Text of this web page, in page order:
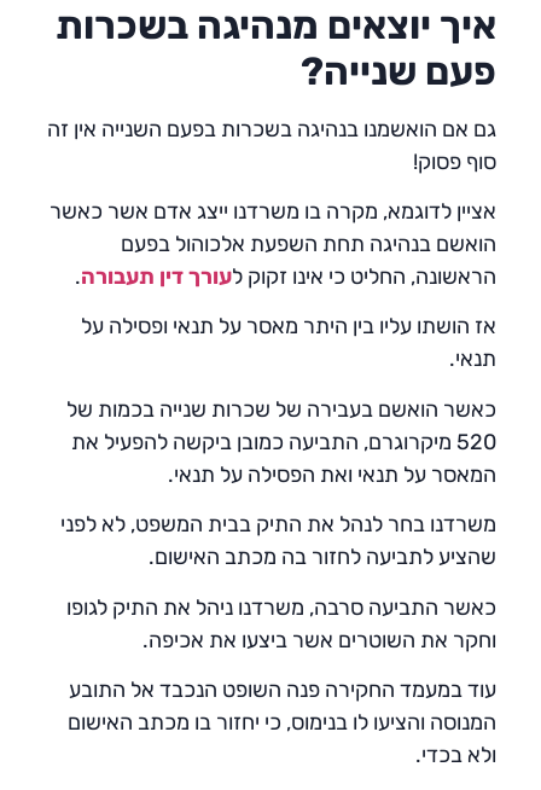
איך יוצאים מנהיגה בשכרות
פעם שנייה?
גם אם הואשמנו בנהיגה בשכרות בפעם השנייה אין זה
סוף פסוק!
אציין לדוגמא, מקרה בו משרדנו ייצג אדם אשר כאשר
הואשם בנהיגה תחת השפעת אלכוהול בפעם
הראשונה, החליט כי אינו זקוק לעורך דין תעבורה.
אז הושתו עליו בין היתר מאסר על תנאי ופסילה על
תנאי.
כאשר הואשם בעבירה של שכרות שנייה בכמות של
520 מיקרוגרם, התביעה כמובן ביקשה להפעיל את
המאסר על תנאי ואת הפסילה על תנאי.
משרדנו בחר לנהל את התיק בבית המשפט, לא לפני
שהציע לתביעה לחזור בה מכתב האישום.
כאשר התביעה סרבה, משרדנו ניהל את התיק לגופו
וחקר את השוטרים אשר ביצעו את אכיפה.
עוד במעמד החקירה פנה השופט הנכבד אל התובע
המנוסה והציעו לו בנימוס, כי יחזור בו מכתב האישום
ולא בכדי.